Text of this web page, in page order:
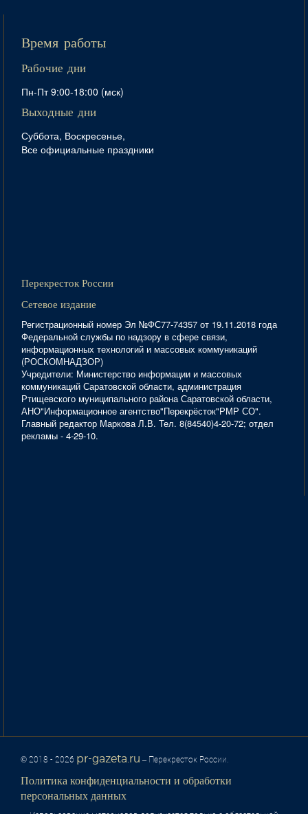
Время работы
Рабочие дни
Пн-Пт 9:00-18:00 (мск)
Выходные дни
Суббота, Воскресенье,
Все официальные праздники
Перекресток России
Сетевое издание
Регистрационный номер Эл №ФС77-74357 от 19.11.2018 года
Федеральной службы по надзору в сфере связи,
информационных технологий и массовых коммуникаций
(РОСКОМНАДЗОР)
Учредители: Министерство информации и массовых
коммуникаций Саратовской области, администрация
Ртищевского муниципального района Саратовской области,
АНО"Информационное агентство"Перекрёсток"РМР СО".
Главный редактор Маркова Л.В. Тел. 8(84540)4-20-72; отдел
рекламы - 4-29-10.
© 2018 - 2026 pr-gazeta.ru – Перекресток России.
Политика конфиденциальности и обработки
персональных данных